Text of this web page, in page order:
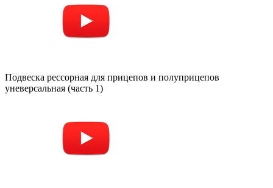
Подвеска рессорная для прицепов и полуприцепов
уневерсальная (часть 1)